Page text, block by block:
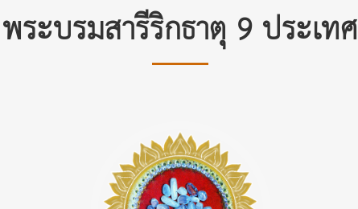
พระบรมสารีริกธาตุ 9 ประเทศ